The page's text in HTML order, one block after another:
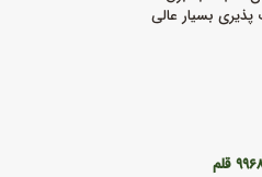
قلم